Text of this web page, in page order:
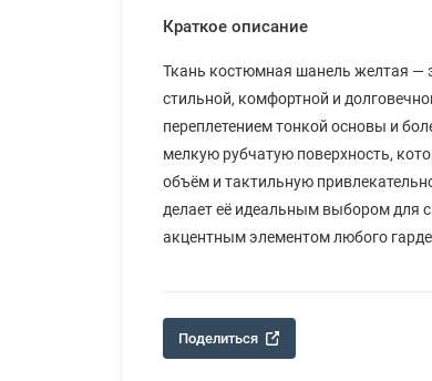
Краткое описание
Ткань костюмная шанель желтая —
стильной, комфортной и
переплетением тонкой основы и
мелкую рубчатую поверхность,
объём и тактильную
делает её идеальным выбором для
акцентным элементом любого
Поделиться